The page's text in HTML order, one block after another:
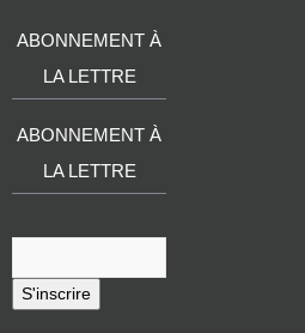
ABONNEMENT À
LA LETTRE
ABONNEMENT À
LA LETTRE
S'inscrire